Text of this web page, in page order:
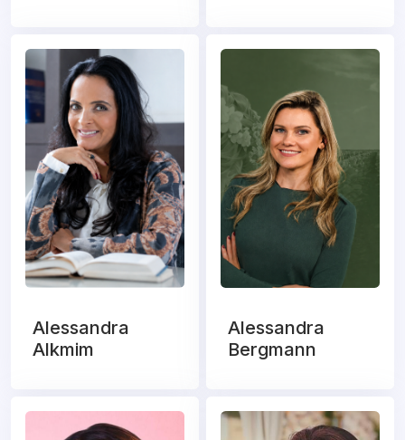
Alessandra
Alkmim
Alessandra
Bergmann